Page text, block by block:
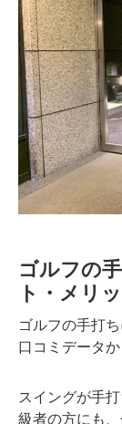
ゴルフの
ト・メリ
ゴルフの手打
口コミデータ
スイングが手
級者の方にも